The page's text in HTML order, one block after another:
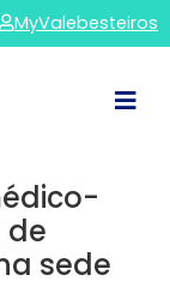
MyValebesteiros
de
sede